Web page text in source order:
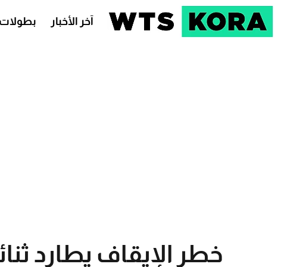
آخر الأخبار بطولات
خطر الإيقاف يطارد